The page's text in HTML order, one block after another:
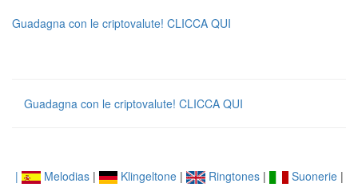
Guadagna con le criptovalute! CLICCA QUI
Guadagna con le criptovalute! CLICCA QUI
| Melodias| Klingeltone| Ringtones| Suonerie|